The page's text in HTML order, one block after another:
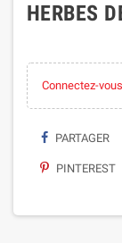
HERBES
Connectez-
PARTAGER
PINTEREST